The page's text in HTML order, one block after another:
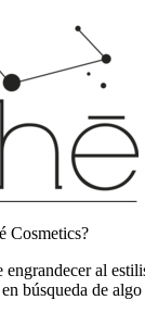
Cosmetics?
al
búsqueda de